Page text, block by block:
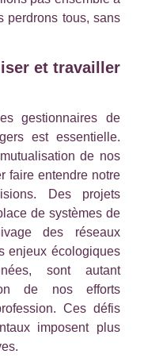
perdrons tous, sans
et travailler
gestionnaires de
est essentielle.
de nos
faire entendre notre
Des projets
de systèmes de
des réseaux
enjeux écologiques
sont autant
de nos efforts
Ces défis
imposent plus